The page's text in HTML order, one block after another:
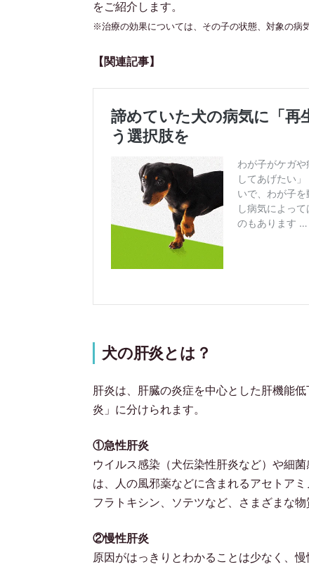
をご紹介します。
※治療の効果については、その子の状態、対象の病
【関連記事】
犬の肝炎とは？
肝炎は、肝臓の炎症を中心とした肝機能
炎」に分けられます。
①急性肝炎
ウイルス感染（犬伝染性肝炎など）や細
は、人の風邪薬などに含まれるアセトア
フラトキシン、ソテツなど、さまざまな物
②慢性肝炎
原因がはっきりとわかることは少なく、